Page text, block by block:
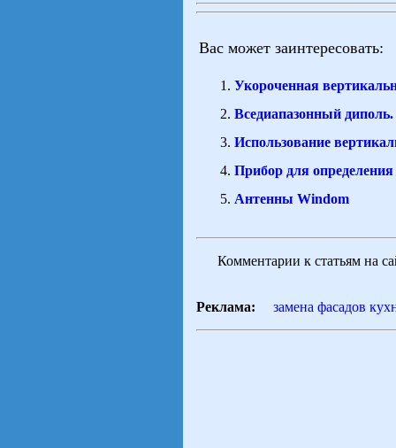
Вас может заинтересовать:
Укороченная
Вседиапазонный
Использование
Прибор для
Антенны Windom
Комментарии к статьям на
Реклама: замена фасадов